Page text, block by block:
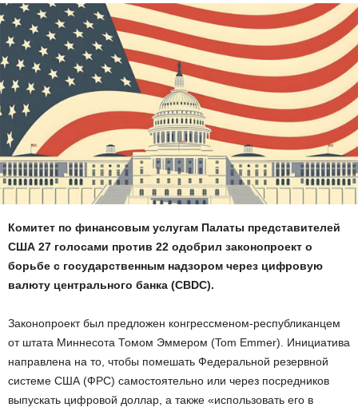
Комитет по финансовым услугам Палаты представителей
США 27 голосами против 22 одобрил законопроект о
борьбе с государственным надзором через цифровую
валюту центрального банка (CBDC).
Законопроект был предложен конгрессменом-республиканцем
от штата Миннесота Томом Эммером (Tom Emmer). Инициатива
направлена на то, чтобы помешать Федеральной резервной
системе США (ФРС) самостоятельно или через посредников
выпускать цифровой доллар, а также «использовать его в